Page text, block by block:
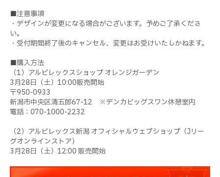
■注意事項
・デザインが変更になる場合がございます。予めご了承くださ
い。
・受付期間終了後のキャンセル、変更はお受けいたしかねます。
■購入方法
（1）アルビレックスショップ オレンジガーデン
3月28日（土）10:00販売開始
〒950-0933
新潟市中央区清五郎67-12 ※デンカビッグスワン休憩室内
電話：070-1000-2232
（2）アルビレックス新潟 オフィシャルウェブショップ（Jリー
グオンラインストア）
3月28日（土）12:00 販売開始